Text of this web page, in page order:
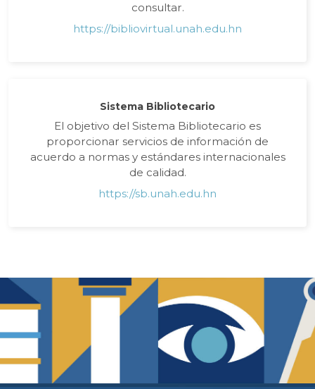
consultar.
https://bibliovirtual.unah.edu.hn
Sistema Bibliotecario
El objetivo del Sistema Bibliotecario es
proporcionar servicios de información de
acuerdo a normas y estándares internacionales
de calidad.
https://sb.unah.edu.hn